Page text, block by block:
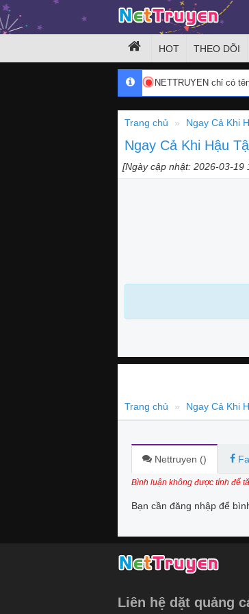
HOT THEO DÕI
NETTRUYEN chỉ có
Trang chủ Ngay Cả Khi
Ngay Cả Khi Hậu
[Ngày cập nhật: 2026-03-19
Trang chủ Ngay Cả Khi
Nettruyen ()
Bình luận không được tính để
Bạn cần đăng nhập để
Liên hệ dặt quảng